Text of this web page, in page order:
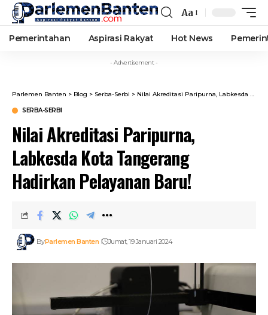
Font
Resizer
Aa
Pemerintahan Aspirasi Rakyat Hot News
- Advertisement -
Parlemen Banten > Blog > Serba-Serbi > Nilai Akreditasi Paripurna, Labkesda Kota Tangerang Hadirkan Pelayanan Baru!
SERBA-SERBI
Nilai Akreditasi Paripurna,
Labkesda Kota Tangerang
Hadirkan Pelayanan Baru!
ByParlemen Banten Jumat, 19 Januari 2024